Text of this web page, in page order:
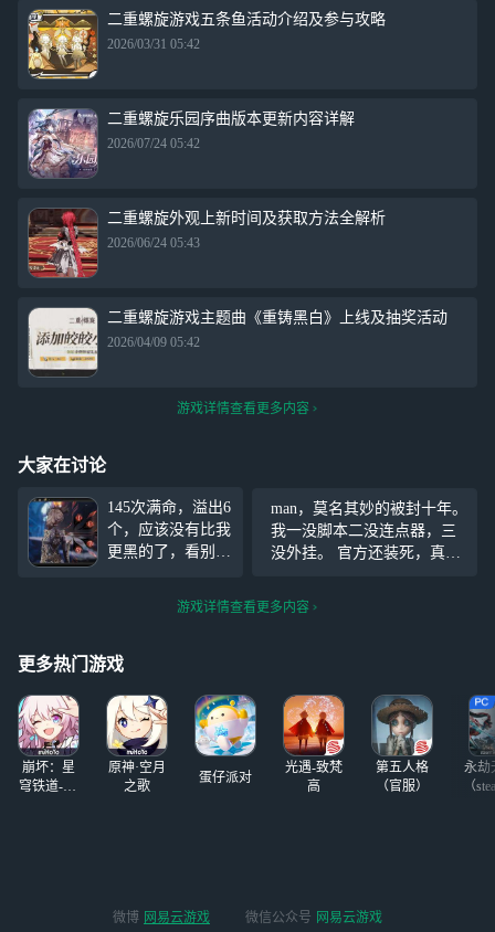
二重螺旋游戏五条鱼活动介绍及参与攻略
2026/03/31 05:42
二重螺旋乐园序曲版本更新内容详解
2026/07/24 05:42
二重螺旋外观上新时间及获取方法全解析
2026/06/24 05:43
二重螺旋游戏主题曲《重铸黑白》上线及抽奖活动
2026/04/09 05:42
游戏详情查看更多内容
大家在讨论
145次满命，溢出6
个，应该没有比我
更黑的了，看别人
命，一直全三等，
好不容易全二等，
man，莫名其妙的被封十年。
我一没脚本二没连点器，三
没外挂。 官方还装死，真正
封。 我什么没干，发个言骂c
游戏详情查看更多内容
更多热门游戏
崩坏：星
穹铁道-4.4
原神·空月
之歌
蛋仔派对
光遇-致梵
高
第五人格
（官服）
永劫
（
微博 网易云游戏 微信公众号 网易云游戏